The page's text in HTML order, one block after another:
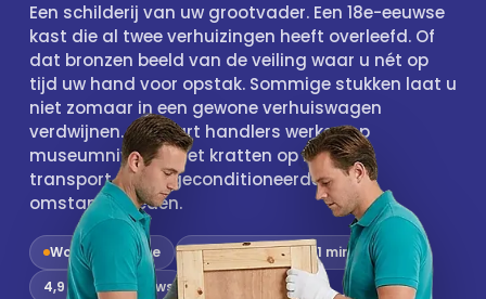
Een schilderij van uw grootvader. Een 18e-eeuwse
kast die al twee verhuizingen heeft overleefd. Of
dat bronzen beeld van de veiling waar u nét op
tijd uw hand voor opstak. Sommige stukken laat u
niet zomaar in een gewone verhuiswagen
verdwijnen. Onze art handlers werken op
museumniveau, met kratten op maat en
transport onder geconditioneerde
omstandigheden.
Wouter is online
Antwoord binnen 11 min
4,9 / 5 · 312 reviews